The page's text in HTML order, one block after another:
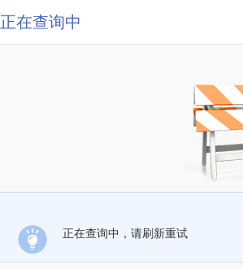
正在查询中
正在查询中，请刷新重试